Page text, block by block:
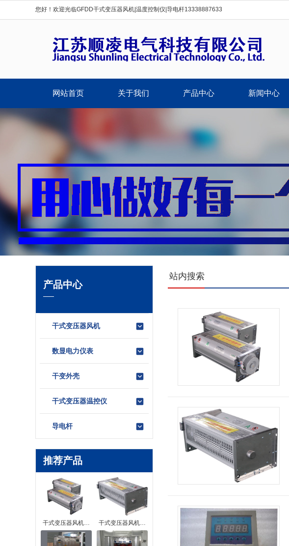
您好！欢迎光临GFDD干式变压器风机|温度控制仪|导电杆13338887633
网站首页 关于我们 产品中心 新闻中心
产品中心
干式变压器风机
数显电力仪表
干变外壳
干式变压器温控仪
导电杆
推荐产品
干式变压器风机… 干式变压器风机…
站内搜索